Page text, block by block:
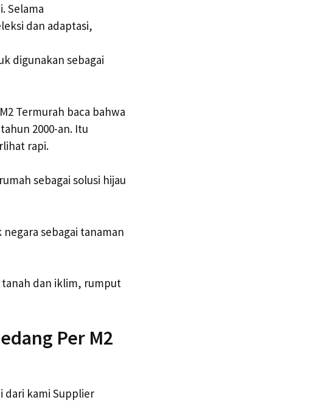
Selama
dan adaptasi,
digunakan sebagai
Termurah baca bahwa
2000-an. Itu
rapi.
sebagai solusi hijau
sebagai tanaman
tanah dan iklim, rumput
Per M2
dari kami Supplier